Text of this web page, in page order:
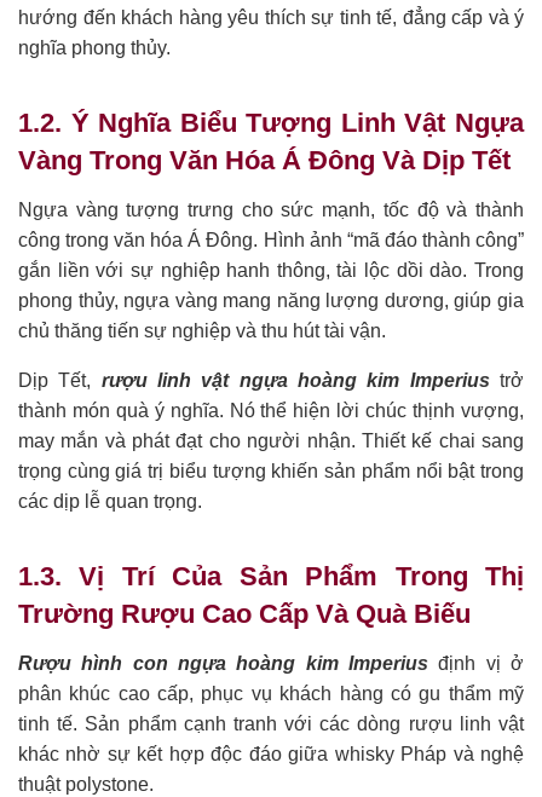
hướng đến khách hàng yêu thích sự tinh tế, đẳng cấp và ý
nghĩa phong thủy.
1.2. Ý Nghĩa Biểu Tượng Linh Vật Ngựa
Vàng Trong Văn Hóa Á Đông Và Dịp Tết
Ngựa vàng tượng trưng cho sức mạnh, tốc độ và thành
công trong văn hóa Á Đông. Hình ảnh “mã đáo thành công”
gắn liền với sự nghiệp hanh thông, tài lộc dồi dào. Trong
phong thủy, ngựa vàng mang năng lượng dương, giúp gia
chủ thăng tiến sự nghiệp và thu hút tài vận.
Dịp Tết, rượu linh vật ngựa hoàng kim Imperius trở
thành món quà ý nghĩa. Nó thể hiện lời chúc thịnh vượng,
may mắn và phát đạt cho người nhận. Thiết kế chai sang
trọng cùng giá trị biểu tượng khiến sản phẩm nổi bật trong
các dịp lễ quan trọng.
1.3. Vị Trí Của Sản Phẩm Trong Thị
Trường Rượu Cao Cấp Và Quà Biếu
Rượu hình con ngựa hoàng kim Imperius định vị ở
phân khúc cao cấp, phục vụ khách hàng có gu thẩm mỹ
tinh tế. Sản phẩm cạnh tranh với các dòng rượu linh vật
khác nhờ sự kết hợp độc đáo giữa whisky Pháp và nghệ
thuật polystone.